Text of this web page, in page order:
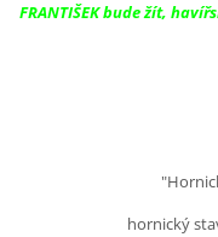
FRANTIŠEK bude žít,
hornický